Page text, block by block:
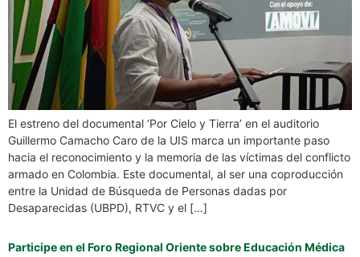
El estreno del documental ‘Por Cielo y Tierra’ en el auditorio
Guillermo Camacho Caro de la UIS marca un importante paso
hacia el reconocimiento y la memoria de las víctimas del conflicto
armado en Colombia. Este documental, al ser una coproducción
entre la Unidad de Búsqueda de Personas dadas por
Desaparecidas (UBPD), RTVC y el […]
Participe en el Foro Regional Oriente sobre Educación Médica